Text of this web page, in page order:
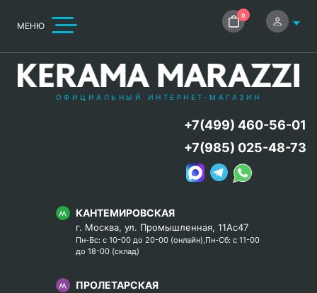
МЕНЮ
0
ОФИЦИАЛЬНЫЙ ИНТЕРНЕТ-МАГАЗИН
КАНТЕМИРОВСКАЯ
г. Москва, ул. Промышленная, 11Ас47
Пн-Вс: с 10-00 до 20-00 (онлайн),Пн-Сб: с 11-00
до 18-00 (склад)
ПРОЛЕТАРСКАЯ
+7(499) 460-56-01
+7(985) 025-48-73